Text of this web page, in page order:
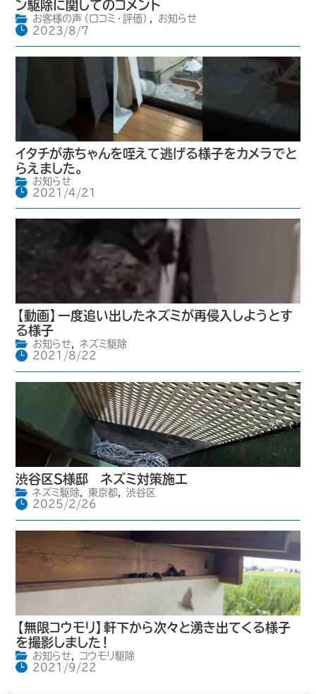
ン駆除に関してのコメント
お客様の声（口コミ・評価） ,
お知らせ
2023/8/7
イタチが赤ちゃんを咥えて逃げる様子をカメラでと
らえました。
お知らせ
2021/4/21
【動画】一度追い出したネズミが再侵入しようとす
る様子
お知らせ,
ネズミ駆除
2021/8/22
渋谷区S様邸 ネズミ対策施工
ネズミ駆除, 東京都,
渋谷区
2025/2/26
【無限コウモリ】軒下から次々と湧き出てくる様子
を撮影しました！
お知らせ,
コウモリ駆除
2021/9/22